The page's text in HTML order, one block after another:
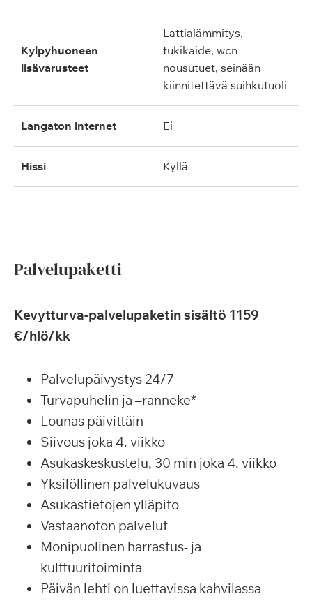
kylpyhuoneen
lisävarusteet
lattialämmitys,
tukikaide, wcn
nousutuet, seinään
kiinnitettävä suihkutuoli
langaton internet ei
hissi kyllä
Palvelupaketti
Kevytturva-palvelupaketin sisältö 1159
€/hlö/kk
Palvelupäivystys 24/7
Turvapuhelin ja –ranneke*
Lounas päivittäin
Siivous joka 4. viikko
Asukaskeskustelu, 30 min joka 4. viikko
Yksilöllinen palvelukuvaus
Asukastietojen ylläpito
Vastaanoton palvelut
Monipuolinen harrastus- ja
kulttuuritoiminta
Päivän lehti on luettavissa kahvilassa